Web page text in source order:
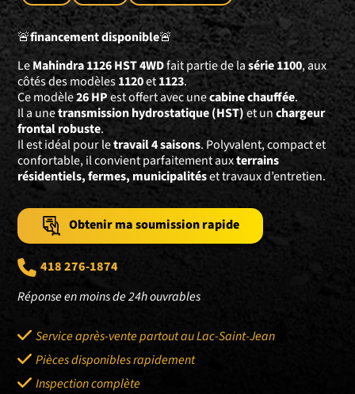
🚨financement disponible🚨
LeMahindra 1126 HST 4WDfait partie de lasérie 1100, aux
côtés des modèles1120et1123.
Ce modèle26 HPest offert avec unecabine chauffée.
Il a unetransmission hydrostatique (HST)et unchargeur
frontal robuste.
Il est idéal pour letravail 4 saisons. Polyvalent, compact et
confortable, il convient parfaitement auxterrains
résidentiels, fermes, municipalitéset travaux d’entretien.
Obtenir ma soumission rapide
418 276-1874
Réponse en moins de 24h ouvrables
Service après-vente partout au Lac-Saint-Jean
Pièces disponibles rapidement
Inspection complète